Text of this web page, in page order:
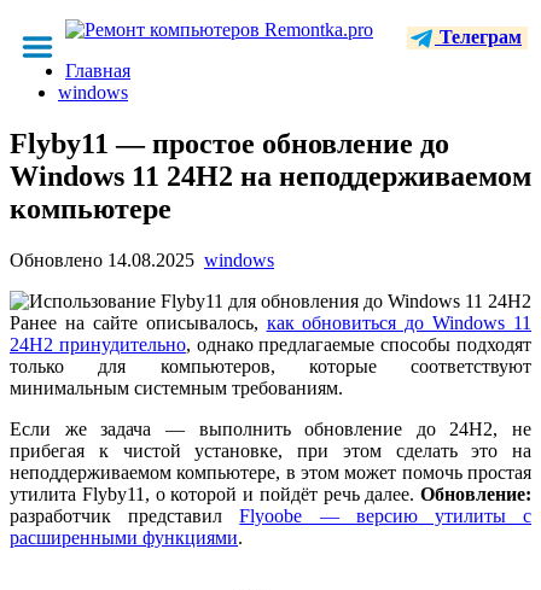
Телеграм
Главная
windows
Flyby11 — простое обновление до
Windows 11 24H2 на неподдерживаемом
компьютере
Обновлено 14.08.2025 windows
Ранее на сайте описывалось, как обновиться до Windows 11
24H2 принудительно, однако предлагаемые способы подходят
только для компьютеров, которые соответствуют
минимальным системным требованиям.
Если же задача — выполнить обновление до 24H2, не
прибегая к чистой установке, при этом сделать это на
неподдерживаемом компьютере, в этом может помочь простая
утилита Flyby11, о которой и пойдёт речь далее. Обновление:
разработчик представилFlyoobe — версию утилиты с
расширенными функциями.